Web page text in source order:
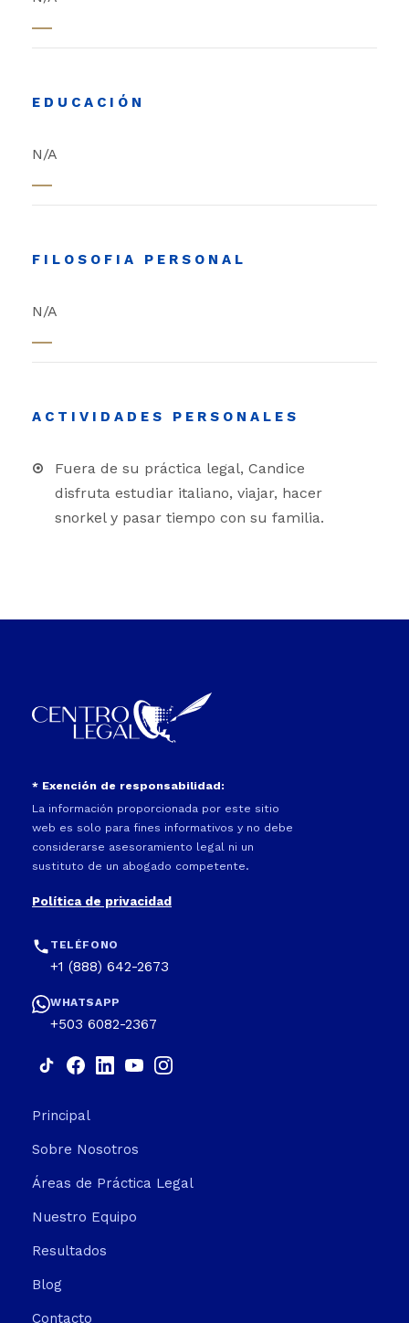
EDUCACIÓN
N/A
FILOSOFIA PERSONAL
N/A
ACTIVIDADES PERSONALES
Fuera de su práctica legal, Candice
disfruta estudiar italiano, viajar, hacer
snorkel y pasar tiempo con su familia.
* Exención de responsabilidad:
La información proporcionada por este sitio
web es solo para fines informativos y no debe
considerarse asesoramiento legal ni un
sustituto de un abogado competente.
Política de privacidad
TELÉFONO
+1 (888) 642-2673
WHATSAPP
+503 6082-2367
Principal
Sobre Nosotros
Áreas de Práctica Legal
Nuestro Equipo
Resultados
Blog
Contacto